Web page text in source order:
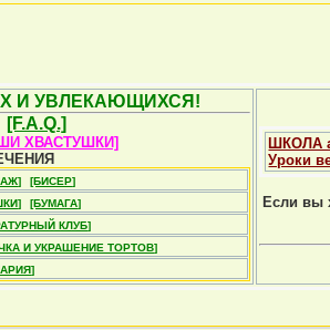
И УВЛЕКАЮЩИХСЯ!
[F.A.Q.]
ХВАСТУШКИ]
[БИСЕР]
[БУМАГА]
КЛУБ]
И УКРАШЕНИЕ ТОРТОВ]
ШКОЛА
Уроки
Если вы